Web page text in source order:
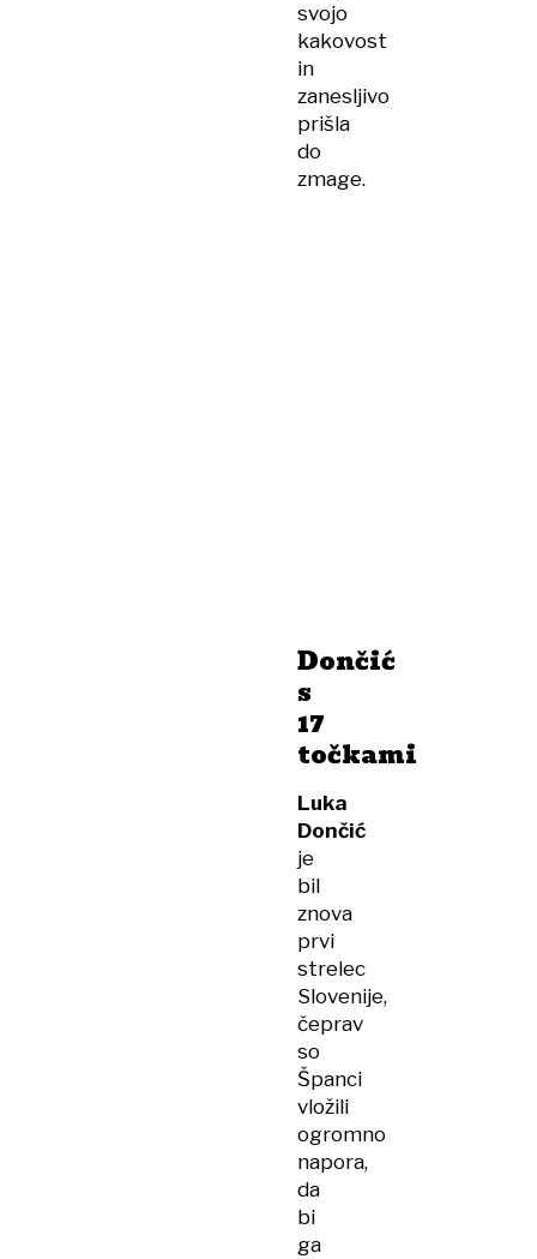
svojo
kakovost
in
zanesljivo
prišla
do
zmage.
Dončić
s
17
točkami
Luka
Dončić
je
bil
znova
prvi
strelec
Slovenije,
čeprav
so
Španci
vložili
ogromno
napora,
da
bi
ga